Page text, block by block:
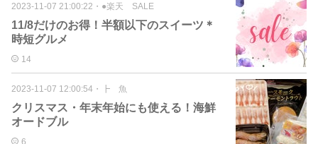
2023-11-07 21:00:22 ・ ●楽天 SALE
11/8だけのお得！半額以下のスイーツ＊
時短グルメ
14
2023-11-07 12:00:54 ・ ┣ 魚
クリスマス・年末年始にも使える！海鮮
オードブル
6